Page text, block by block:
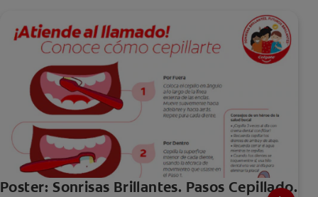
Poster: Sonrisas Brillantes. Pasos Cepillado.